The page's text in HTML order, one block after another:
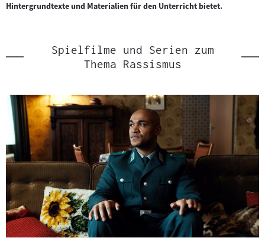
Hintergrundtexte und Materialien für den Unterricht bietet.
Spielfilme und Serien zum
Thema Rassismus